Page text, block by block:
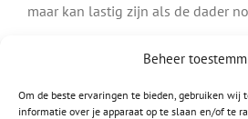
Beheer
Om de beste ervaringen te bieden, gebruiken wij
informatie over je apparaat op te slaan en/of te
maar kan lastig zijn als de dader
Ook letsel door een
Bent u gebeten door een hond,
deze hond aansprakelijk.